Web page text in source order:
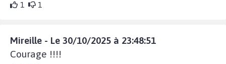
1 1
Mireille - Le 30/10/2025 à 23:48:51
Courage !!!!